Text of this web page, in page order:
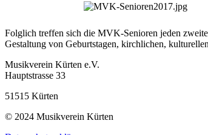
Folglich treffen sich die MVK-Senioren jeden
Gestaltung von Geburtstagen, kirchlichen,
Musikverein Kürten e.V.
Hauptstrasse 33
51515 Kürten
© 2024 Musikverein Kürten